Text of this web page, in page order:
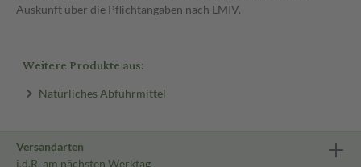
Auskunft über die Pflichtangaben nach LMIV.
Weitere Produkte aus:
Natürliches Abführmittel
Versandarten
i.d.R. am nächsten Werktag